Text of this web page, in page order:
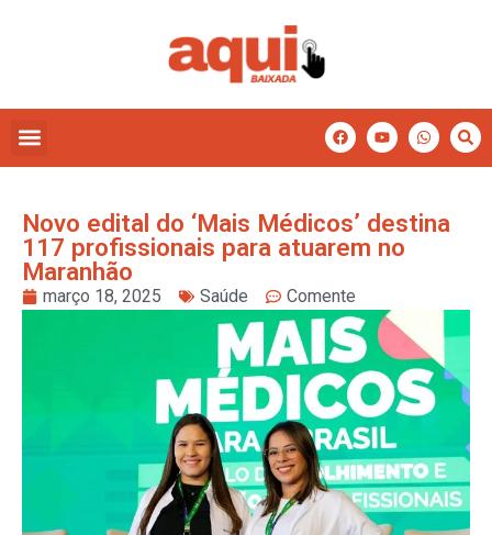
Novo edital do ‘Mais Médicos’ destina
117 profissionais para atuarem no
Maranhão
março 18, 2025 Saúde Comente